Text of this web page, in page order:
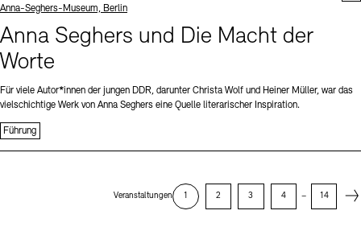
Standort
Anna-Seghers-Museum, Berlin
Anna Seghers und Die Macht der
Worte
Für viele Autor*innen der jungen DDR, darunter Christa Wolf und Heiner Müller, war das
vielschichtige Werk von Anna Seghers eine Quelle literarischer Inspiration.
Führung
Veranstaltungen 1 2 3 4 – 14